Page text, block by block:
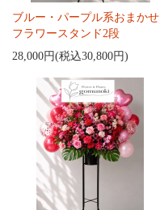
ブルー・パープル系おまかせ
フラワースタンド2段
28,000円(税込30,800円)